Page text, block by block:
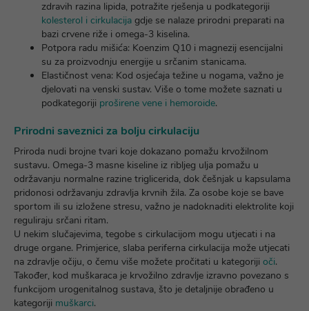
zdravih razina lipida, potražite rješenja u podkategoriji
kolesterol i cirkulacija gdje se nalaze prirodni preparati na
bazi crvene riže i omega-3 kiselina.
Potpora radu mišića: Koenzim Q10 i magnezij esencijalni
su za proizvodnju energije u srčanim stanicama.
Elastičnost vena: Kod osjećaja težine u nogama, važno je
djelovati na venski sustav. Više o tome možete saznati u
podkategoriji proširene vene i hemoroide.
Prirodni saveznici za bolju cirkulaciju
Priroda nudi brojne tvari koje dokazano pomažu krvožilnom
sustavu. Omega-3 masne kiseline iz ribljeg ulja pomažu u
održavanju normalne razine triglicerida, dok češnjak u kapsulama
pridonosi održavanju zdravlja krvnih žila. Za osobe koje se bave
sportom ili su izložene stresu, važno je nadoknaditi elektrolite koji
reguliraju srčani ritam.
U nekim slučajevima, tegobe s cirkulacijom mogu utjecati i na
druge organe. Primjerice, slaba periferna cirkulacija može utjecati
na zdravlje očiju, o čemu više možete pročitati u kategoriji oči.
Također, kod muškaraca je krvožilno zdravlje izravno povezano s
funkcijom urogenitalnog sustava, što je detaljnije obrađeno u
kategoriji muškarci.